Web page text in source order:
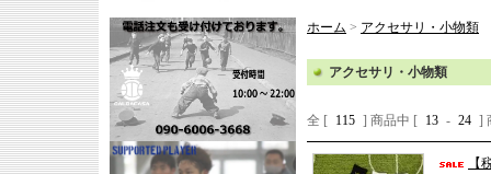
ホーム > アクセサリ・小物類
アクセサリ・小物類
全 [ 115 ] 商品中 [ 13 - 24 ]
【